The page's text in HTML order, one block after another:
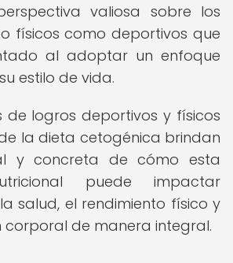
valiosa sobre los
físicos como deportivos que
al adoptar un enfoque
estilo de vida.
de logros deportivos y físicos
la dieta cetogénica brindan
y concreta de cómo esta
puede impactar
salud, el rendimiento físico y
corporal de manera integral.